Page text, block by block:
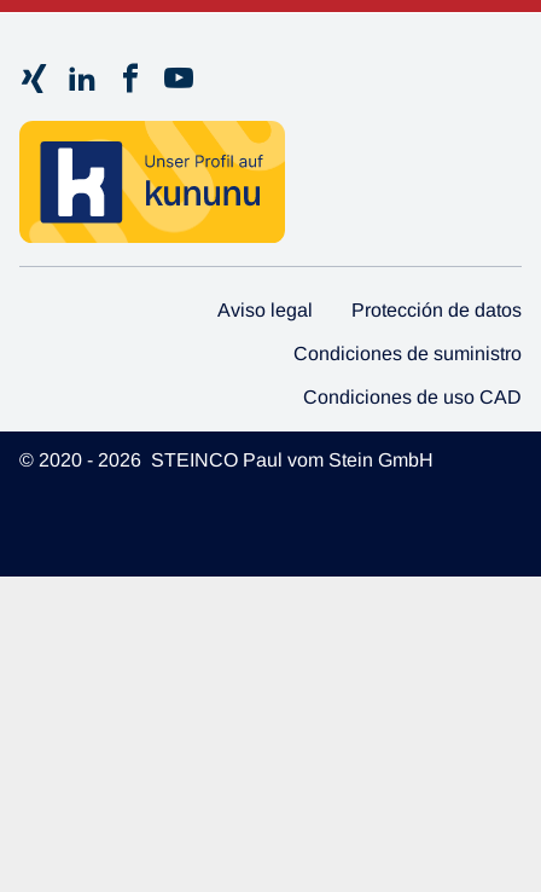
Aviso legal Protección de datos
Condiciones de suministro
Condiciones de uso CAD
© 2020 - 2026 STEINCO Paul vom Stein GmbH